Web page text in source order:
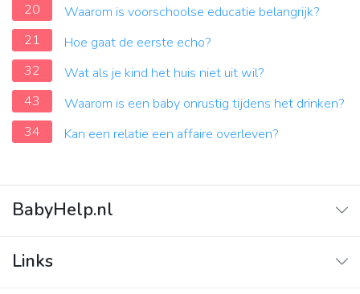
20
Waarom is voorschoolse educatie belangrijk?
21
Hoe gaat de eerste echo?
32
Wat als je kind het huis niet uit wil?
43
Waarom is een baby onrustig tijdens het drinken?
34
Kan een relatie een affaire overleven?
BabyHelp.nl
Vraag & Antwoord
Links